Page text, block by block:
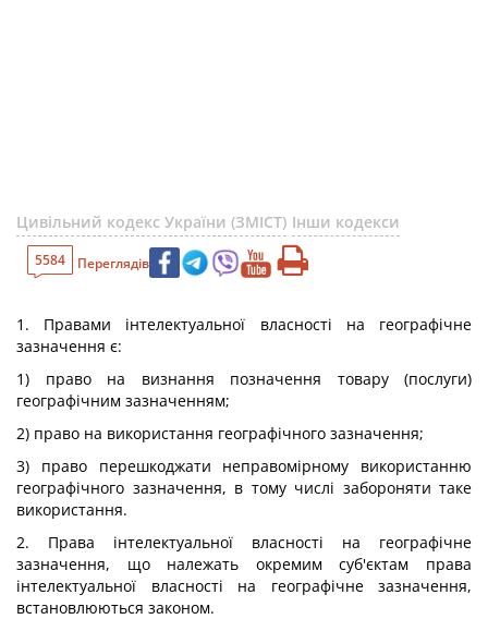
Цивільний кодекс України (ЗМІСТ) Інши кодекси
5584 Переглядів
1. Правами інтелектуальної власності на географічне
зазначення є:
1) право на визнання позначення товару (послуги)
географічним зазначенням;
2) право на використання географічного зазначення;
3) право перешкоджати неправомірному використанню
географічного зазначення, в тому числі забороняти таке
використання.
2. Права інтелектуальної власності на географічне
зазначення, що належать окремим суб'єктам права
інтелектуальної власності на географічне зазначення,
встановлюються законом.